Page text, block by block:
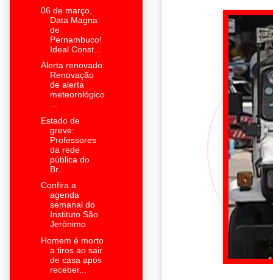
06 de março,
Data Magna
de
Pernambuco!
Ideal Const...
Alerta renovado:
Renovação
de alerta
meteorológico
...
Estado de
greve:
Professores
da rede
pública do
Br...
Confira a
agenda
semanal do
Instituto São
Jerônimo
Homem é morto
a tiros ao sair
de casa após
receber...